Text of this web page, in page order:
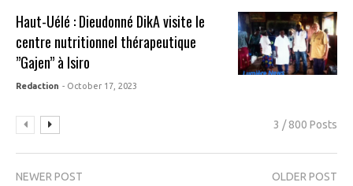
Haut-Uélé : Dieudonné DikA visite le
centre nutritionnel thérapeutique
”Gajen” à Isiro
Redaction - October 17, 2023
3 / 800 Posts
NEWER POST OLDER POST